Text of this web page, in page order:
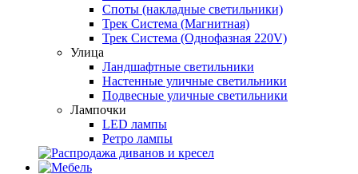
Споты (накладные светильники)
Трек Система (Магнитная)
Трек Система (Однофазная 220V)
Улица
Ландшафтные светильники
Настенные уличные светильники
Подвесные уличные светильники
Лампочки
LED лампы
Ретро лампы